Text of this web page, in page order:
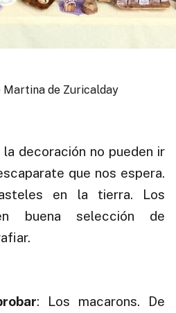
Martina de Zuricalday
decoración no pueden ir
que nos espera.
en la tierra. Los
buena selección de
: Los macarons. De